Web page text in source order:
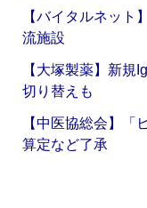
【バイタルネット
流施設
【大塚製薬】新規
切り替えも
【中医協総会】「
算定など了承